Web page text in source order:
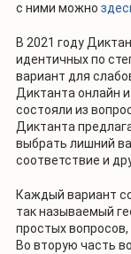
с ними можно
В 2021 году
идентичных по
вариант для
Диктанта онлайн
состояли из
Диктанта
выбрать лишний
соответствие и
Каждый вариант
так называемый
простых
Во вторую часть